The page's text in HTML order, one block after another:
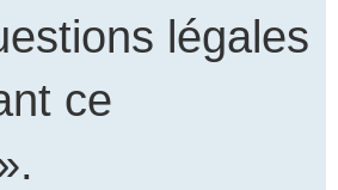
légales
ce